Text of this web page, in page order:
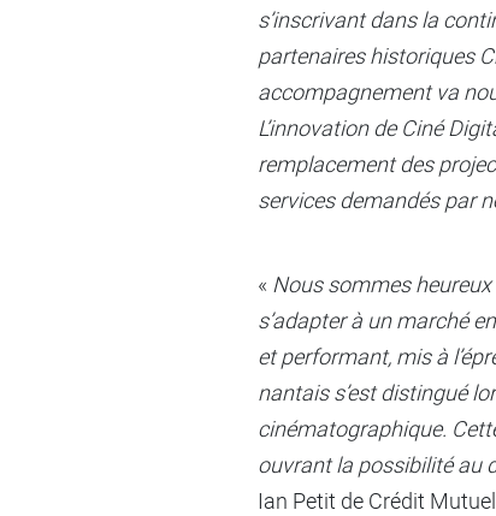
s’inscrivant dans la
partenaires historiques
accompagnement va
L’innovation de Ciné
remplacement des
services demandés par
« Nous sommes
s’adapter à un marché
et performant, mis à
nantais s’est distingué
cinématographique.
ouvrant la possibilité au
Ian Petit de Crédit